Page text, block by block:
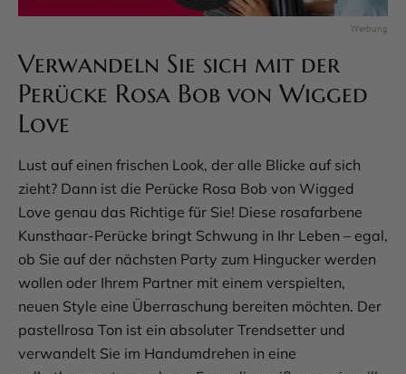
Verwandeln Sie sich mit der
Perücke Rosa Bob von Wigged
Love
Lust auf einen frischen Look, der alle Blicke auf sich
zieht? Dann ist die Perücke Rosa Bob von Wigged
Love genau das Richtige für Sie! Diese rosafarbene
Kunsthaar-Perücke bringt Schwung in Ihr Leben – egal,
ob Sie auf der nächsten Party zum Hingucker werden
wollen oder Ihrem Partner mit einem verspielten,
neuen Style eine Überraschung bereiten möchten. Der
pastellrosa Ton ist ein absoluter Trendsetter und
verwandelt Sie im Handumdrehen in eine